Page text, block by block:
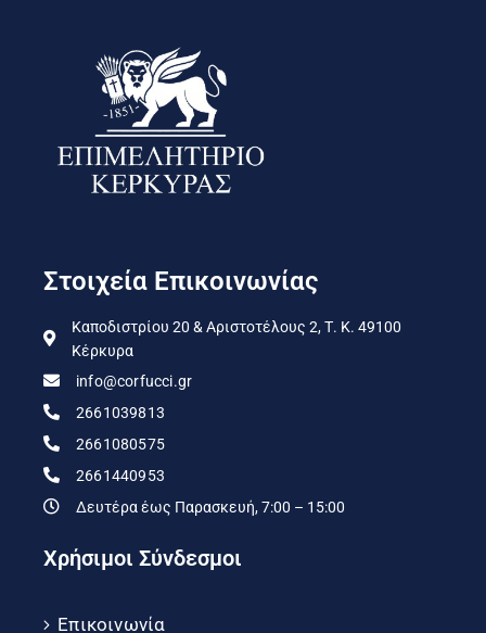
Στοιχεία Επικοινωνίας
Καποδιστρίου 20 & Αριστοτέλους 2, Τ. Κ. 49100
Κέρκυρα
info@corfucci.gr
2661039813
2661080575
2661440953
Δευτέρα έως Παρασκευή, 7:00 – 15:00
Χρήσιμοι Σύνδεσμοι
Επικοινωνία